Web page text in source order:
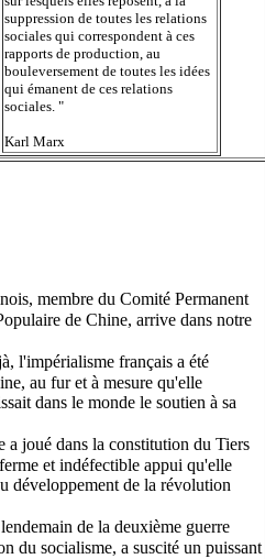
suppression de toutes les relations
sociales qui correspondent à ces
rapports de production, au
bouleversement de toutes les idées
qui émanent de ces relations
sociales. "
Karl Marx
membre du Comité Permanent
de Chine, arrive dans notre
l'impérialisme français a été
au fur et à mesure qu'elle
dans le monde le soutien à sa
joué dans la constitution du Tiers
et indéfectible appui qu'elle
développement de la révolution
de la deuxième guerre
du socialisme, a suscité un puissant